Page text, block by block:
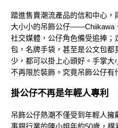
踏進售賣潮流產品的信和中心
大小小的吊飾公仔——Chiikawa
社交媒體，公仔角色備受追捧；
包，名牌手袋，甚至是公文包都
少，都可以掛上心頭好。手掌大
不再限於裝飾。究竟吊飾公仔有
掛公仔不再是年輕人專利
吊飾公仔熱潮不僅受到年輕人
事銀行業的陳小姐年約50歲，